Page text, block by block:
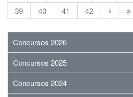
39
40 41 42
Concursos 2026
Concursos 2025
Concursos 2024